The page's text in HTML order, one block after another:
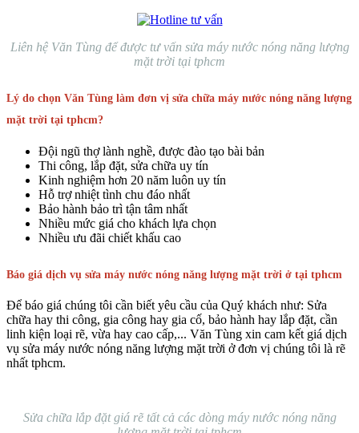
Liên hệ Văn Tùng để được tư vấn sửa máy nước nóng năng lượng
mặt trời tại tphcm
Lý do chọn Văn Tùng làm đơn vị sửa chữa máy nước nóng năng lượng
mặt trời tại tphcm?
Đội ngũ thợ lành nghề, được đào tạo bài bản
Thi công, lắp đặt, sửa chữa uy tín
Kinh nghiệm hơn 20 năm luôn uy tín
Hỗ trợ nhiệt tình chu đáo nhất
Bảo hành bảo trì tận tâm nhất
Nhiều mức giá cho khách lựa chọn
Nhiều ưu đãi chiết khấu cao
Báo giá dịch vụ sửa máy nước nóng năng lượng mặt trời ở tại tphcm
Để báo giá chúng tôi cần biết yêu cầu của Quý khách như: Sửa
chữa hay thi công, gia công hay gia cố, bảo hành hay lắp đặt, cần
linh kiện loại rẽ, vừa hay cao cấp,... Văn Tùng xin cam kết giá dịch
vụ sửa máy nước nóng năng lượng mặt trời ở đơn vị chúng tôi là rẽ
nhất tphcm.
Sửa chữa lắp đặt giá rẽ tất cả các dòng máy nước nóng năng